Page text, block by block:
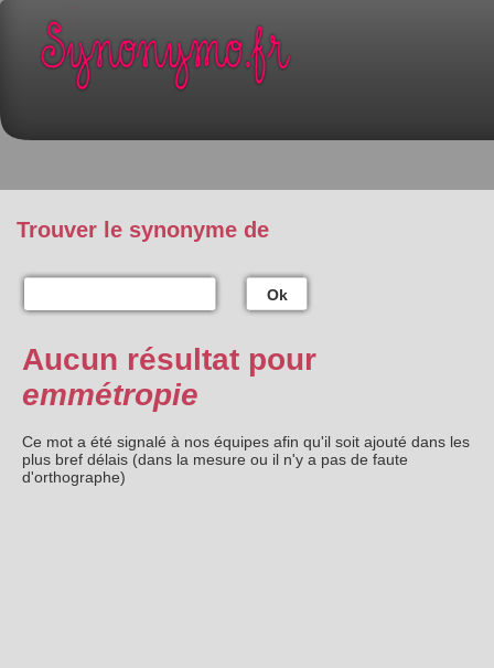
Trouver le synonyme de
Ok
Aucun résultat pour
emmétropie
Ce mot a été signalé à nos équipes afin qu'il soit ajouté dans les
plus bref délais (dans la mesure ou il n'y a pas de faute
d'orthographe)